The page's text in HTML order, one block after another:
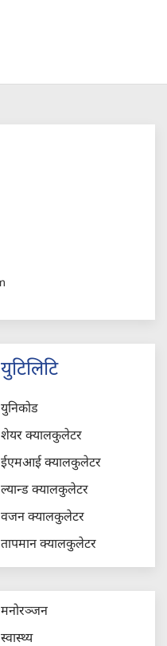
युटिलिटि
युनिकोड
शेयर क्यालकुलेटर
ईएमआई क्यालकुलेटर
ल्यान्ड क्यालकुलेटर
वजन क्यालकुलेटर
तापमान क्यालकुलेटर
मनोरञ्जन
स्वास्थ्य